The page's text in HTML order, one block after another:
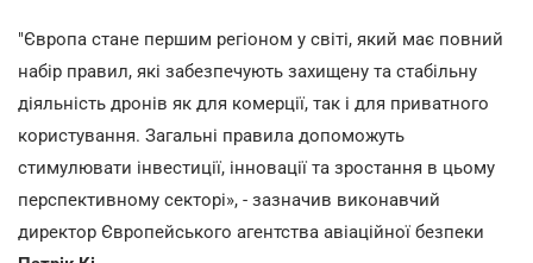
"Європа стане першим регіоном у світі, який має повний
набір правил, які забезпечують захищену та стабільну
діяльність дронів як для комерції, так і для приватного
користування. Загальні правила допоможуть
стимулювати інвестиції, інновації та зростання в цьому
перспективному секторі», - зазначив виконавчий
директор Європейського агентства авіаційної безпеки